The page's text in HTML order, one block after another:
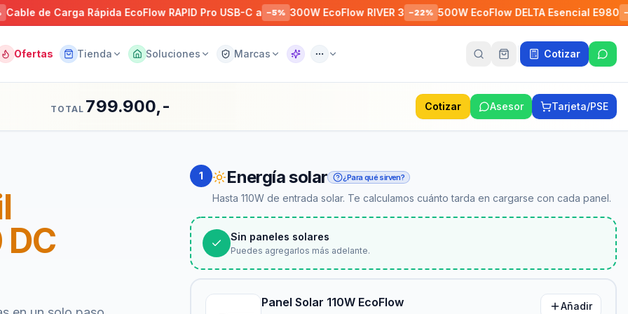
Carga Rápida EcoFlow RAPID Pro USB-C a −5% 300W EcoFlow RIVER 3 −22% 500W EcoFlow DELTA Esencial E980 −5 %
Ofertas Tienda Soluciones Marcas Asistente Cotizar
TOTAL 799.900,- Cotizar Asesor Tarjeta/PSE
1 Energía solar ¿Para qué sirven?
Hasta 110W de entrada solar. Te calculamos cuánto tarda en cargarse con cada panel.
Sin paneles solares
Puedes agregarlos más adelante.
Panel Solar 110W EcoFlow Añadir